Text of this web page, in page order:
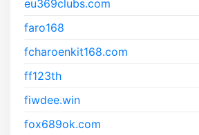
eu369clubs.com
faro168
fcharoenkit168.com
ff123th
fiwdee.win
fox689ok.com